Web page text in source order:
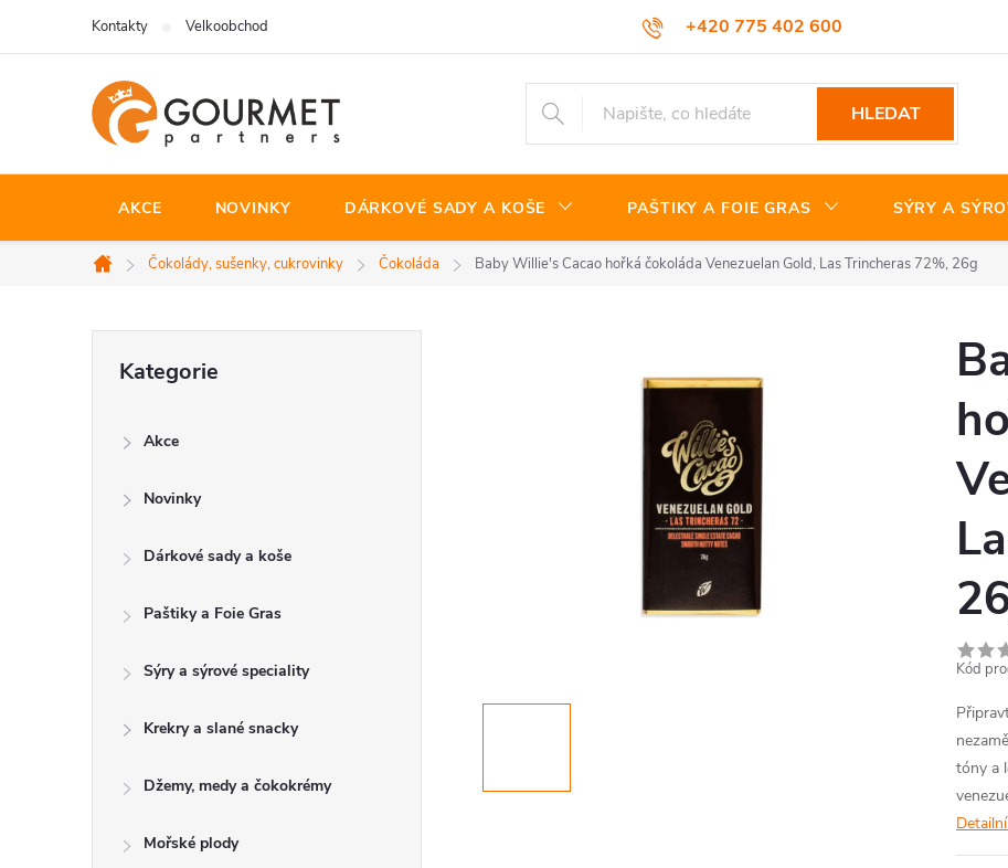
+420 775 402 600
Kontakty Velkoobchod
HLEDAT
AKCE NOVINKY DÁRKOVÉ SADY A KOŠE PAŠTIKY A FOIE GRAS SÝRY A
Domů
Čokolády, sušenky, cukrovinky Čokoláda Baby Willie's Cacao hořká čokoláda Venezuelan Gold, Las Trincheras 72%, 26g
kategorie
Kategorie
Akce
Novinky
Dárkové sady a koše
Paštiky a Foie Gras
Sýry a sýrové speciality
Krekry a slané snacky
Džemy, medy a čokokrémy
Mořské plody
Kód
tóny a